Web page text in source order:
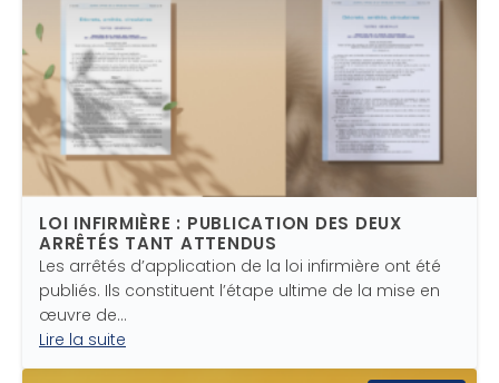
LOI INFIRMIÈRE : PUBLICATION DES DEUX
ARRÊTÉS TANT ATTENDUS
Les arrêtés d’application de la loi infirmière ont été
publiés. Ils constituent l’étape ultime de la mise en
œuvre de…
Lire la suite